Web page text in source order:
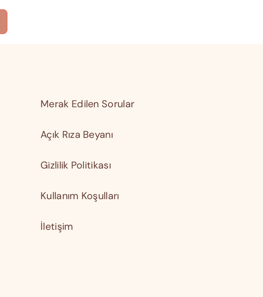
Merak Edilen Sorular
Açık Rıza Beyanı
Gizlilik Politikası
Kullanım Koşulları
İletişim